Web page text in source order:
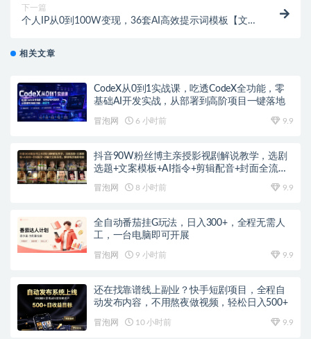
下一篇
个人IP从0到100W变现，36套AI高效提示词模板【文
相关文章
CodeX从0到1实战课，吃透CodeX全功能，零
基础AI开发实战，从部署到高阶项目一键落地
冒泡网 6 小时前 9.9
抖音90W粉丝博主亲授影视剧解说教学，选剧
选题+文案模板+AI指令+剪辑配音+封面全流程
冒泡网 8 小时前 9.9
全自动番茄挂G玩法，日入300+，全程无需人
工，一台电脑即可开展
冒泡网 9 小时前 9.9
还在找靠谱线上副业？快手短剧项目，全程自
动发布内容，不用熬夜做视频，轻松日入500+
冒泡网 10 小时前 9.9